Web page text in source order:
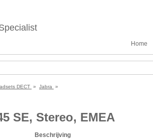
Home
DECT » Jabra »
SE, Stereo, EMEA
Beschrijving